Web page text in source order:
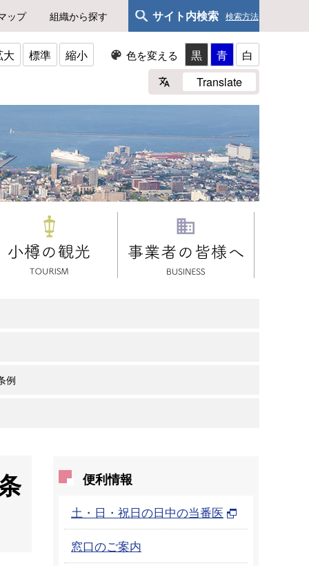
ップ 組織から探す サイト内検索 検索方法
大 標準 縮小 色を変える 黒 青
白
Translate
例
便利情報
土・日・祝日の日中の当番医
窓口のご案内